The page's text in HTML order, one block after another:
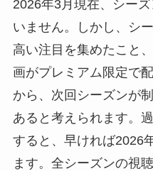
2026年3月現在、シー
いません。しかし、シ
高い注目を集めたこと
画がプレミアム限定で
から、次回シーズンが
あると考えられます。
すると、早ければ2026
ます。全シーズンの視